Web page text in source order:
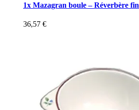
1x Mazagran boule – Réverbère fin
36,57 €